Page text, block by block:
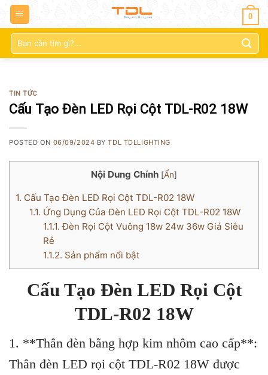
0
Tìm
kiếm:
TIN TỨC
Cấu Tạo Đèn LED Rọi Cột TDL-R02 18W
POSTED ON 06/09/2024 BYTDL TDLLIGHTING
Nội Dung Chính [Ẩn]
1. Cấu Tạo Đèn LED Rọi Cột TDL-R02 18W
1.1. Ứng Dụng Của Đèn LED Rọi Cột TDL-R02 18W
1.1.1. Đèn Rọi Cột Vuông 18w 24w 36w Giá Siêu
Rẻ
1.1.2. Sản phẩm nổi bật
Cấu Tạo Đèn LED Rọi Cột
TDL-R02 18W
1. **Thân đèn bằng hợp kim nhôm cao cấp**:
Thân đèn LED rọi cột TDL-R02 18W được